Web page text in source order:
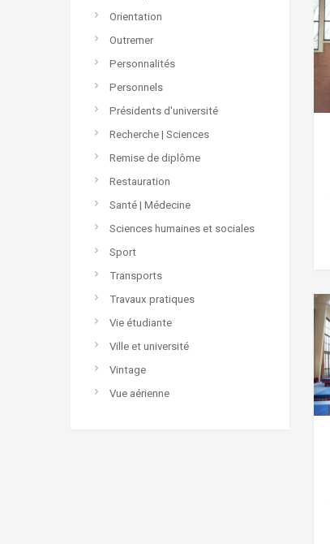
Orientation
Outremer
Personnalités
Personnels
Présidents d'université
Recherche | Sciences
Remise de diplôme
Restauration
Santé | Médecine
Sciences humaines et sociales
Sport
Transports
Travaux pratiques
Vie étudiante
Ville et université
Vintage
Vue aérienne